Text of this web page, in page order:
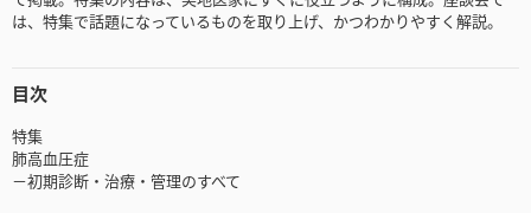
は、特集で話題になっているものを取り上げ、かつわかりやすく解説。
目次
特集
肺高血圧症
－初期診断・治療・管理のすべて